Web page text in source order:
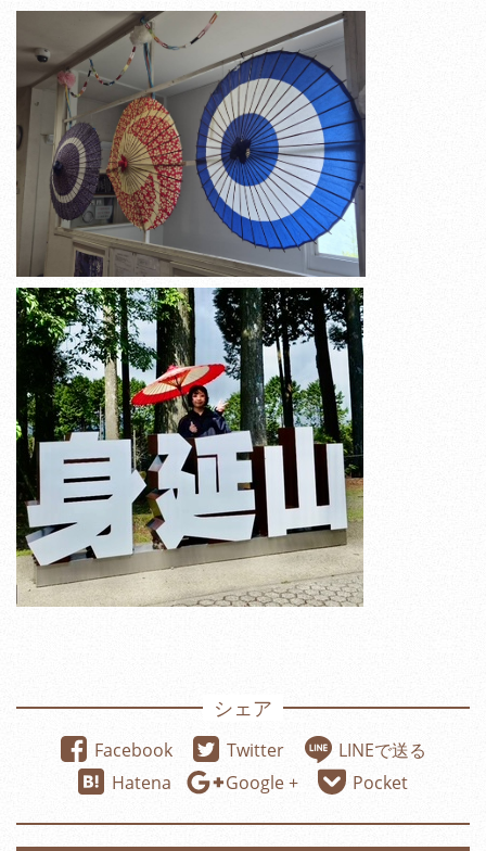
シェア
Facebook Twitter
LINEで送る
Hatena
Google + Pocket